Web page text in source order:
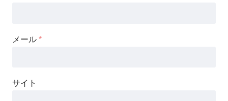
メール *
サイト